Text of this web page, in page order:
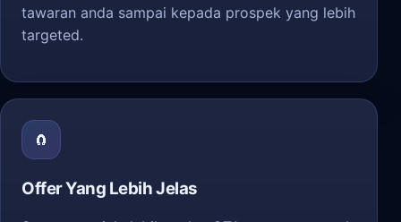
tawaran anda sampai kepada prospek yang lebih
targeted.
🧲
Offer Yang Lebih Jelas